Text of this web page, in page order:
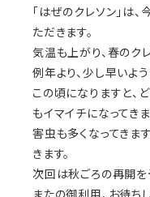
「はぜのクレソン」は
ただきます。
気温も上がり、春のク
例年より、少し早いよう
この頃になりますと、
もイマイチになってきま
害虫も多くなってきま
きます。
次回は秋ごろの再開を